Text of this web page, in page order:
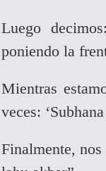
Luego
poniendo la
Mientras
veces:
Finalmente,